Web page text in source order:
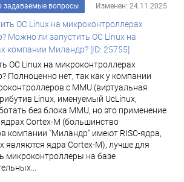
задаваемые вопросы Изменен: 24.11.2025
ОС Linux на микроконтроллерах
Можно ли запустить ОС Linux на
компании Миландр? [ID: 25755]
ОС Linux на микроконтроллерах
Полноценно нет, так как у компании
с MMU (виртуальная
Linux, именуемый UcLinux,
без блока MMU, но это применение
Cortex-M (большинство
компании "Миландр" имеют RISC-ядра,
являются ядра Cortex-M), лучше для
микроконтроллеры на базе